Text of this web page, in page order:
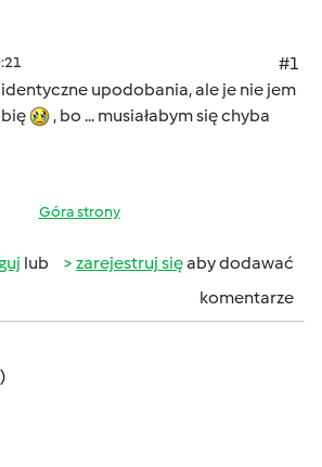
#1
upodobania, ale je nie jem
, bo ... musiałabym się chyba
Góra strony
lub zarejestruj sięaby dodawać
komentarze